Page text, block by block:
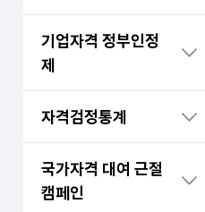
기업자격 정부인정
제
자격검정통계
국가자격 대여 근절
캠페인